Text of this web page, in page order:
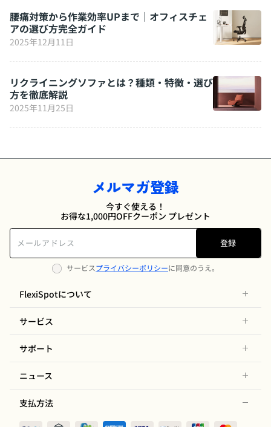
腰痛対策から作業効率UPまで｜オフィスチェ
アの選び方完全ガイド
2025年12月11日
リクライニングソファとは？種類・特徴・選び
方を徹底解説
2025年11月25日
メルマガ登録
今すぐ使える！
お得な1,000円OFFクーポン プレゼント
登録
サービスプライバシーポリシーに同意のうえ。
FlexiSpotについて
サービス
サポート
ニュース
支払方法